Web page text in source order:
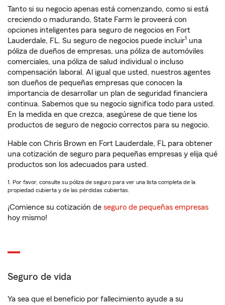
Tanto si su negocio apenas está comenzando, como si está
creciendo o madurando, State Farm le proveerá con
opciones inteligentes para seguro de negocios en Fort
Lauderdale, FL. Su seguro de negocios puede incluir1 una
póliza de dueños de empresas, una póliza de automóviles
comerciales, una póliza de salud individual o incluso
compensación laboral. Al igual que usted, nuestros agentes
son dueños de pequeñas empresas que conocen la
importancia de desarrollar un plan de seguridad financiera
continua. Sabemos que su negocio significa todo para usted.
En la medida en que crezca, asegúrese de que tiene los
productos de seguro de negocio correctos para su negocio.
Hable con Chris Brown en Fort Lauderdale, FL para obtener
una cotización de seguro para pequeñas empresas y elija qué
productos son los adecuados para usted.
1. Por favor, consulte su póliza de seguro para ver una lista completa de la
propiedad cubierta y de las pérdidas cubiertas.
¡Comience su cotización de seguro de pequeñas empresas
hoy mismo!
Seguro de vida
Ya sea que el beneficio por fallecimiento ayude a su